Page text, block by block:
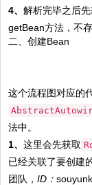
4、解析完毕之后
getBean方法，不
二、创建Bean
这个流程图对应的
法中。
1、这里会先获取
已经关联了要创建
团队，ID：